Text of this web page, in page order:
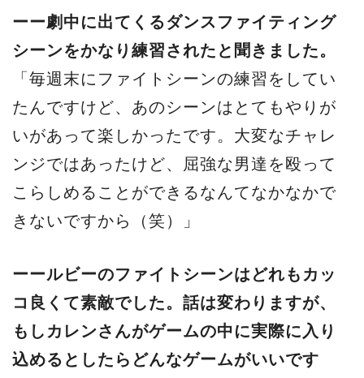
ーー劇中に出てくるダンスファイティング
シーンをかなり練習されたと聞きました。
「毎週末にファイトシーンの練習をしてい
たんですけど、あのシーンはとてもやりが
いがあって楽しかったです。大変なチャレ
ンジではあったけど、屈強な男達を殴って
こらしめることができるなんてなかなかで
きないですから（笑）」
ーールビーのファイトシーンはどれもカッ
コ良くて素敵でした。話は変わりますが、
もしカレンさんがゲームの中に実際に入り
込めるとしたらどんなゲームがいいです